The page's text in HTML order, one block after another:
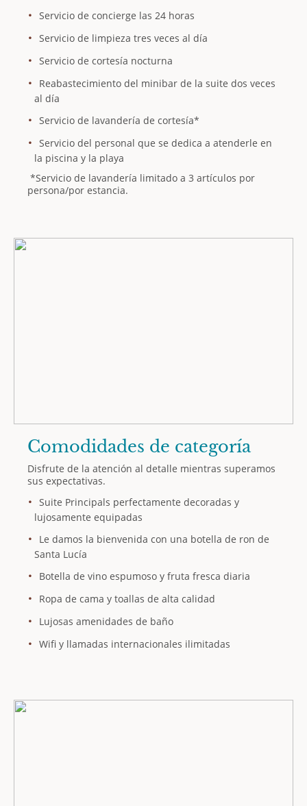
Servicio de concierge las 24 horas
Servicio de limpieza tres veces al día
Servicio de cortesía nocturna
Reabastecimiento del minibar de la suite dos veces
al día
Servicio de lavandería de cortesía*
Servicio del personal que se dedica a atenderle en
la piscina y la playa
*Servicio de lavandería limitado a 3 artículos por
persona/por estancia.
Comodidades de categoría
Disfrute de la atención al detalle mientras superamos
sus expectativas.
Suite Principals perfectamente decoradas y
lujosamente equipadas
Le damos la bienvenida con una botella de ron de
Santa Lucía
Botella de vino espumoso y fruta fresca diaria
Ropa de cama y toallas de alta calidad
Lujosas amenidades de baño
Wifi y llamadas internacionales ilimitadas